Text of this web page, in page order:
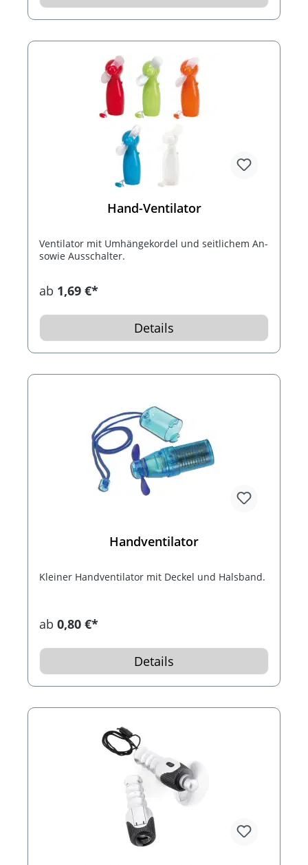
Hand-Ventilator
Ventilator mit Umhängekordel und seitlichem An-
sowie Ausschalter.
ab 1,69 €*
Details
Handventilator
Kleiner Handventilator mit Deckel und Halsband.
ab 0,80 €*
Details